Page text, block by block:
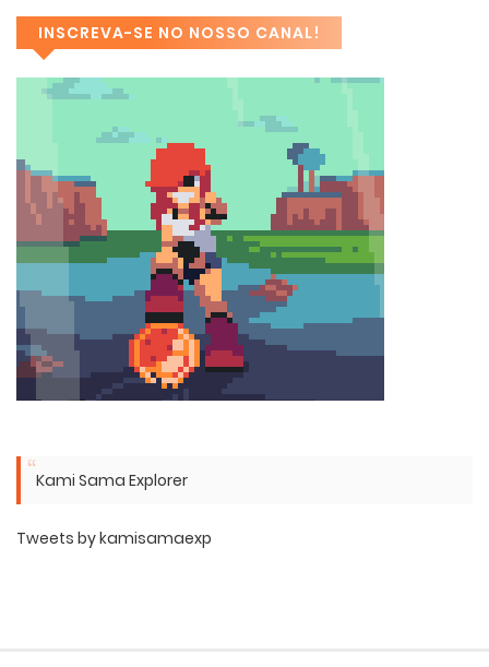
INSCREVA-SE NO NOSSO CANAL!
Kami Sama Explorer
Tweets by kamisamaexp